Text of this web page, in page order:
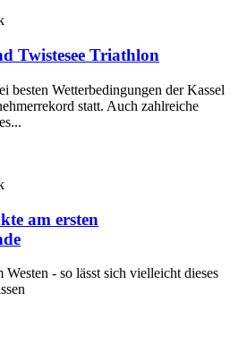
Twistesee Triathlon
besten Wetterbedingungen der Kassel
statt. Auch zahlreiche
am ersten
- so lässt sich vielleicht dieses